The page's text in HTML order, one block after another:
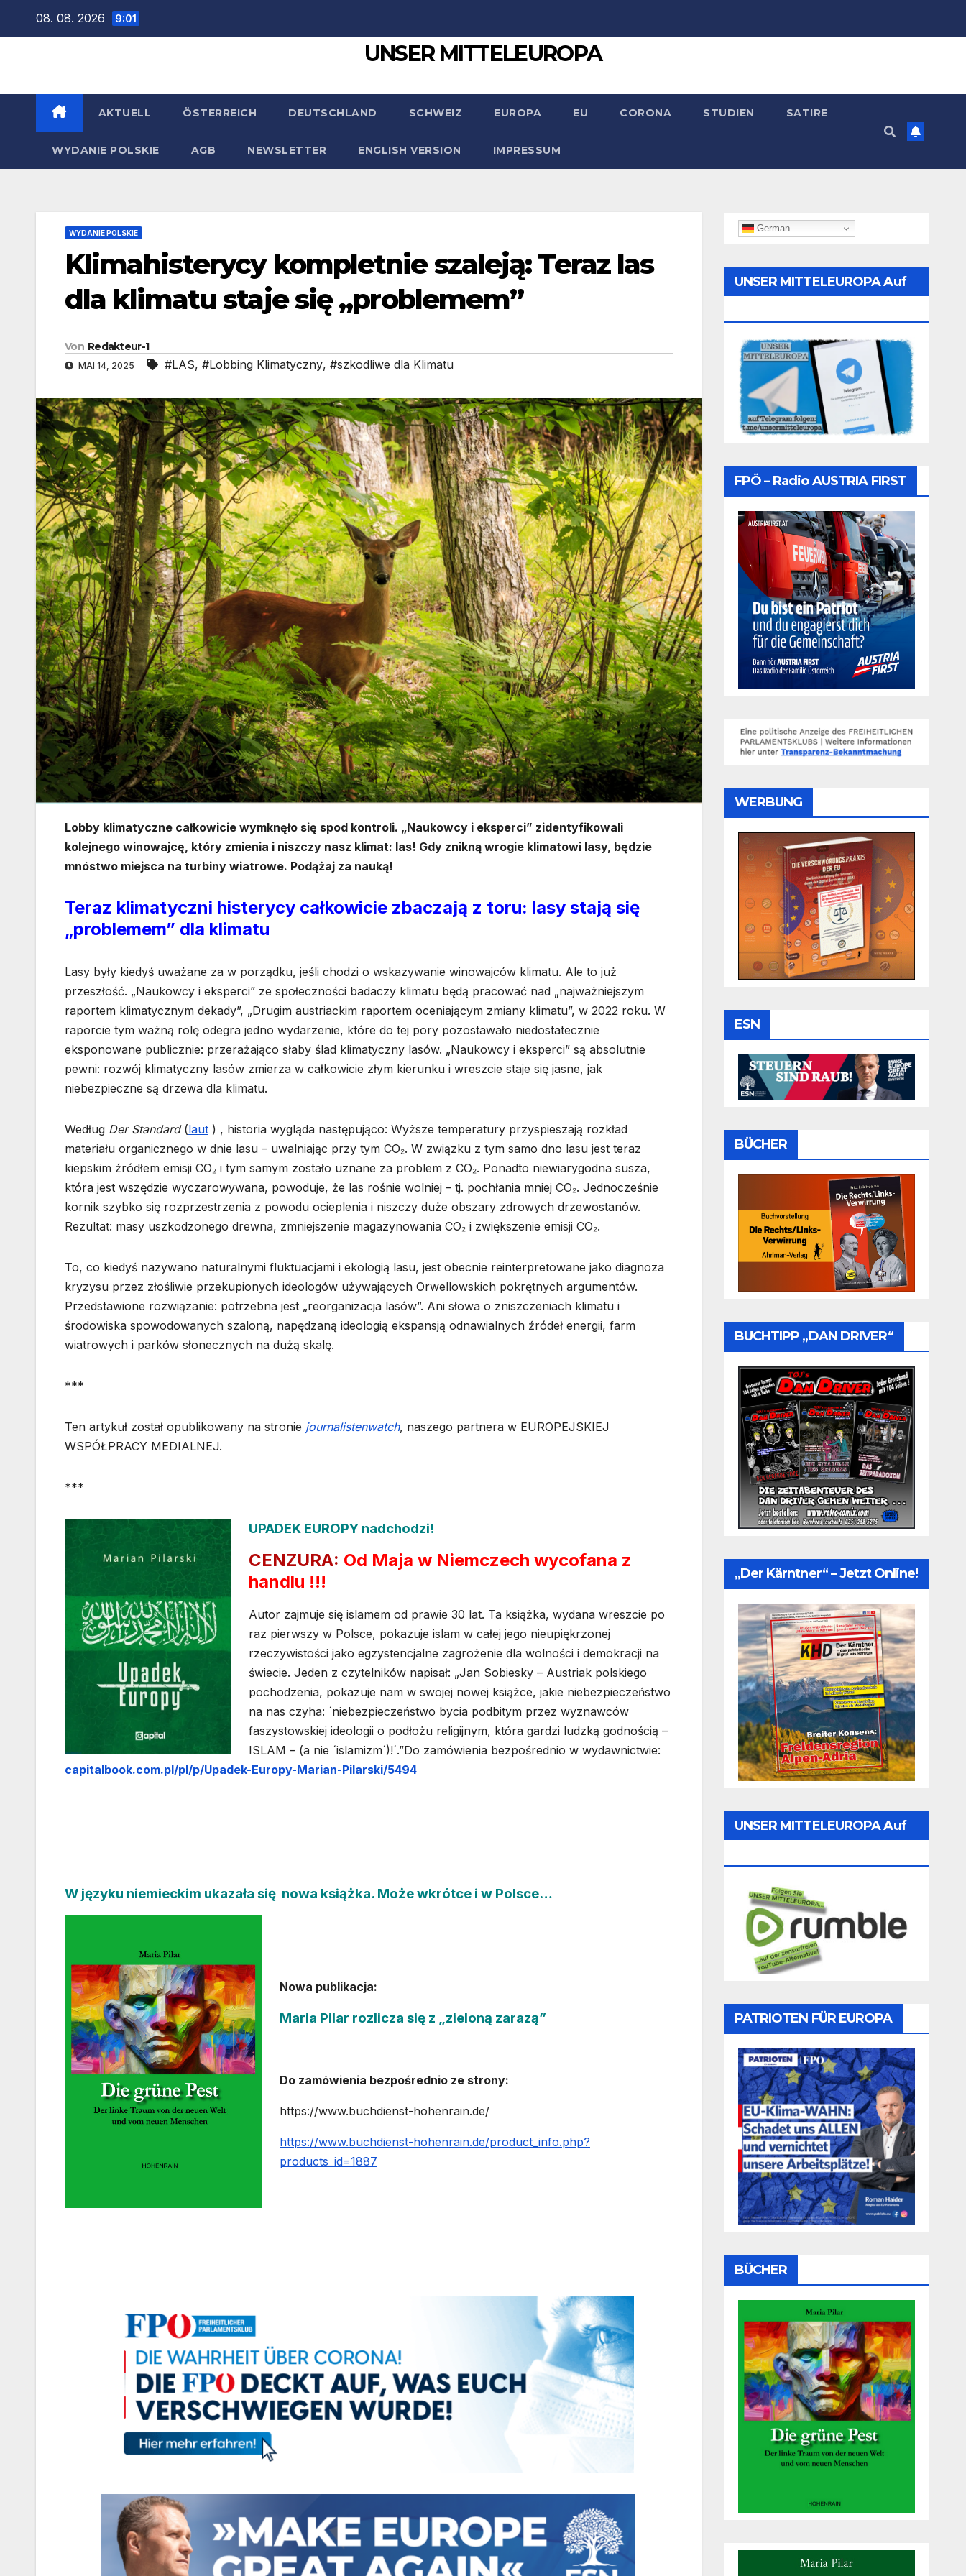
08. 08. 2026 9:01
UNSER MITTELEUROPA
AKTUELL ÖSTERREICH DEUTSCHLAND SCHWEIZ EUROPA EU CORONA STUDIEN SATIRE
WYDANIE POLSKIE AGB NEWSLETTER ENGLISH VERSION IMPRESSUM
WYDANIE POLSKIE
Klimahisterycy kompletnie szaleją: Teraz las
dla klimatu staje się „problemem”
Von Redakteur-1
MAI 14, 2025 #LAS, #Lobbing Klimatyczny, #szkodliwe dla Klimatu
Lobby klimatyczne całkowicie wymknęło się spod kontroli. „Naukowcy i eksperci” zidentyfikowali
kolejnego winowajcę, który zmienia i niszczy nasz klimat: las! Gdy znikną wrogie klimatowi lasy, będzie
mnóstwo miejsca na turbiny wiatrowe. Podążaj za nauką!
Teraz klimatyczni histerycy całkowicie zbaczają z toru: lasy stają się
„problemem” dla klimatu
Lasy były kiedyś uważane za w porządku, jeśli chodzi o wskazywanie winowajców klimatu. Ale to już
przeszłość. „Naukowcy i eksperci” ze społeczności badaczy klimatu będą pracować nad „najważniejszym
raportem klimatycznym dekady”, „Drugim austriackim raportem oceniającym zmiany klimatu”, w 2022 roku. W
raporcie tym ważną rolę odegra jedno wydarzenie, które do tej pory pozostawało niedostatecznie
eksponowane publicznie: przerażająco słaby ślad klimatyczny lasów. „Naukowcy i eksperci” są absolutnie
pewni: rozwój klimatyczny lasów zmierza w całkowicie złym kierunku i wreszcie staje się jasne, jak
niebezpieczne są drzewa dla klimatu.
Według Der Standard (laut ) , historia wygląda następująco: Wyższe temperatury przyspieszają rozkład
materiału organicznego w dnie lasu – uwalniając przy tym CO₂. W związku z tym samo dno lasu jest teraz
kiepskim źródłem emisji CO₂ i tym samym zostało uznane za problem z CO₂. Ponadto niewiarygodna susza,
która jest wszędzie wyczarowywana, powoduje, że las rośnie wolniej – tj. pochłania mniej CO₂. Jednocześnie
kornik szybko się rozprzestrzenia z powodu ocieplenia i niszczy duże obszary zdrowych drzewostanów.
Rezultat: masy uszkodzonego drewna, zmniejszenie magazynowania CO₂ i zwiększenie emisji CO₂.
To, co kiedyś nazywano naturalnymi fluktuacjami i ekologią lasu, jest obecnie reinterpretowane jako diagnoza
kryzysu przez złośliwie przekupionych ideologów używających Orwellowskich pokrętnych argumentów.
Przedstawione rozwiązanie: potrzebna jest „reorganizacja lasów”. Ani słowa o zniszczeniach klimatu i
środowiska spowodowanych szaloną, napędzaną ideologią ekspansją odnawialnych źródeł energii, farm
wiatrowych i parków słonecznych na dużą skalę.
***
Ten artykuł został opublikowany na stronie journalistenwatch, naszego partnera w EUROPEJSKIEJ
WSPÓŁPRACY MEDIALNEJ.
***
UPADEK EUROPY nadchodzi!
CENZURA: Od Maja w Niemczech wycofana z
handlu !!!
Autor zajmuje się islamem od prawie 30 lat. Ta książka, wydana wreszcie po
raz pierwszy w Polsce, pokazuje islam w całej jego nieupiękrzonej
rzeczywistości jako egzystencjalne zagrożenie dla wolności i demokracji na
świecie. Jeden z czytelników napisał: „Jan Sobiesky – Austriak polskiego
pochodzenia, pokazuje nam w swojej nowej książce, jakie niebezpieczeństwo
na nas czyha: ´niebezpieczeństwo bycia podbitym przez wyznawców
faszystowskiej ideologii o podłożu religijnym, która gardzi ludzką godnością –
ISLAM – (a nie ´islamizm´)!´.”Do zamówienia bezpośrednio w wydawnictwie:
capitalbook.com.pl/pl/p/Upadek-Europy-Marian-Pilarski/5494
W języku niemieckim ukazała się nowa książka. Może wkrótce i w Polsce…
Nowa publikacja:
Maria Pilar rozlicza się z „zieloną zarazą”
Do zamówienia bezpośrednio ze strony:
https://www.buchdienst-hohenrain.de/
https://www.buchdienst-hohenrain.de/product_info.php?
products_id=1887
German
UNSER MITTELEUROPA Auf
FPÖ – Radio AUSTRIA FIRST
WERBUNG
ESN
BÜCHER
BUCHTIPP „DAN DRIVER“
„Der Kärntner“ – Jetzt Online!
UNSER MITTELEUROPA Auf
PATRIOTEN FÜR EUROPA
BÜCHER